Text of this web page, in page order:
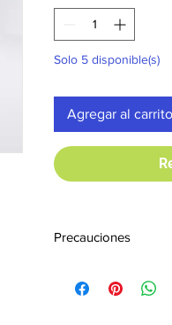
Solo 5 disponible(s)
Agregar al carrito
Precauciones
Para cerrar la